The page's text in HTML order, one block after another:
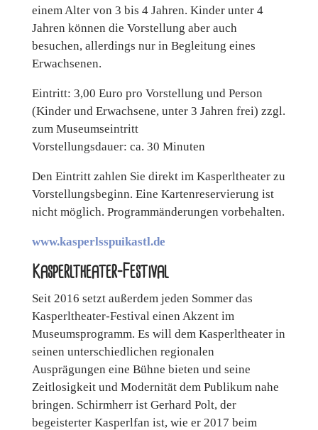
einem Alter von 3 bis 4 Jahren. Kinder unter 4
Jahren können die Vorstellung aber auch
besuchen, allerdings nur in Begleitung eines
Erwachsenen.
Eintritt: 3,00 Euro pro Vorstellung und Person
(Kinder und Erwachsene, unter 3 Jahren frei) zzgl.
zum Museumseintritt
Vorstellungsdauer: ca. 30 Minuten
Den Eintritt zahlen Sie direkt im Kasperltheater zu
Vorstellungsbeginn. Eine Kartenreservierung ist
nicht möglich. Programmänderungen vorbehalten.
www.kasperlsspuikastl.de
Kasperltheater-Festival
Seit 2016 setzt außerdem jeden Sommer das
Kasperltheater-Festival einen Akzent im
Museumsprogramm. Es will dem Kasperltheater in
seinen unterschiedlichen regionalen
Ausprägungen eine Bühne bieten und seine
Zeitlosigkeit und Modernität dem Publikum nahe
bringen. Schirmherr ist Gerhard Polt, der
begeisterter Kasperlfan ist, wie er 2017 beim